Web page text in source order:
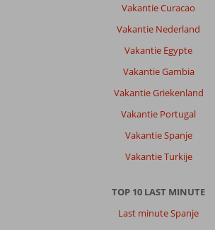
Vakantie Curacao
Vakantie Nederland
Vakantie Egypte
Vakantie Gambia
Vakantie Griekenland
Vakantie Portugal
Vakantie Spanje
Vakantie Turkije
TOP 10 LAST MINUTE
Last minute Spanje